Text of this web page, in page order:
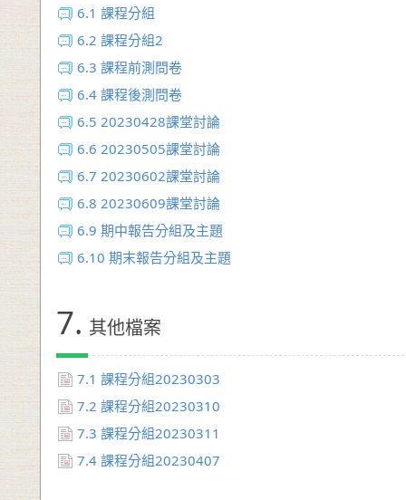
6.1 課程分組
6.2 課程分組2
6.3 課程前測問卷
6.4 課程後測問卷
6.5 20230428課堂討論
6.6 20230505課堂討論
6.7 20230602課堂討論
6.8 20230609課堂討論
6.9 期中報告分組及主題
6.10 期末報告分組及主題
7. 其他檔案
7.1 課程分組20230303
7.2 課程分組20230310
7.3 課程分組20230311
7.4 課程分組20230407